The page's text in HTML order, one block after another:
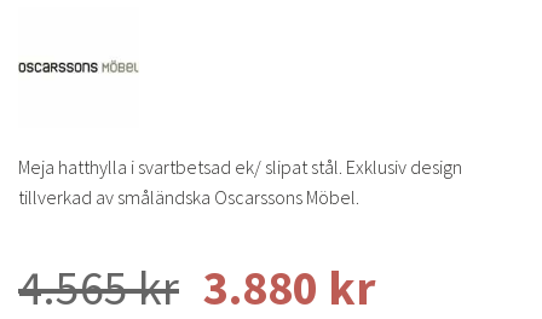
Meja hatthylla i svartbetsad ek/ slipat stål. Exklusiv design
tillverkad av småländska Oscarssons Möbel.
4.565kr 3.880 kr